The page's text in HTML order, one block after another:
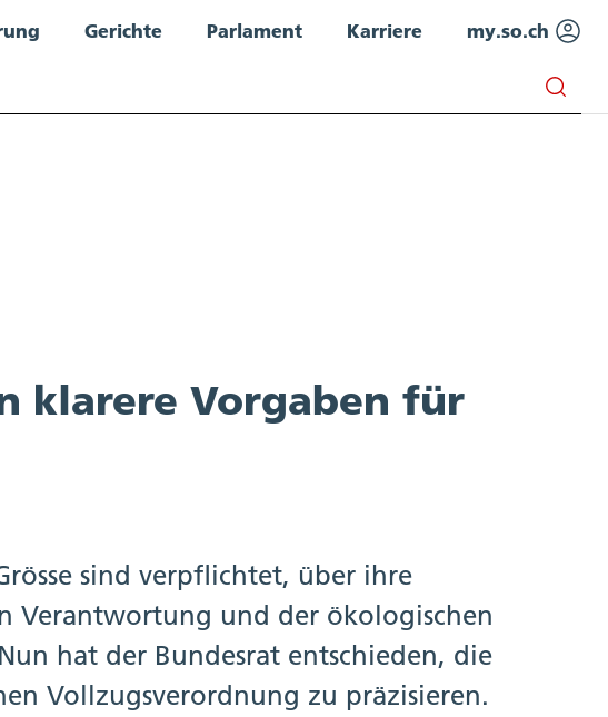
Gerichte Parlament Karriere my.so.ch
klarere Vorgaben für
sind verpflichtet, über ihre
Verantwortung und der ökologischen
hat der Bundesrat entschieden, die
Vollzugsverordnung zu präzisieren.